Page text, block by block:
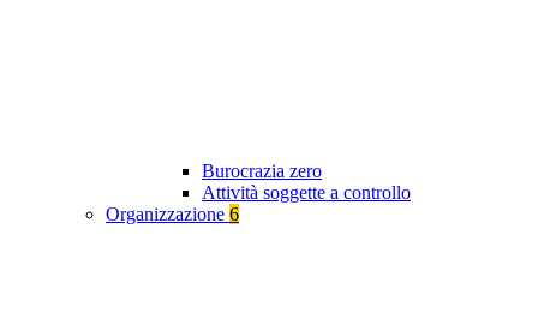
Burocrazia zero
Attività soggette a controllo
Organizzazione 6